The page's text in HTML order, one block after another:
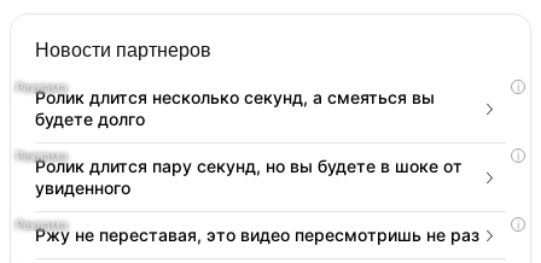
Новости партнеров
i
Ролик длится несколько секунд, а смеяться вы
будете долго
i
Ролик длится пару секунд, но вы будете в шоке от
увиденного
i
Ржу не переставая, это видео пересмотришь не раз